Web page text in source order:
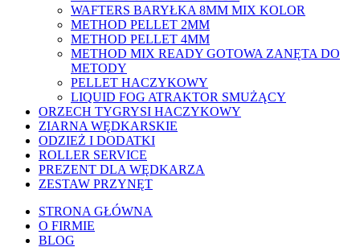
WAFTERS BARYŁKA 8MM MIX KOLOR
METHOD PELLET 2MM
METHOD PELLET 4MM
METHOD MIX READY GOTOWA ZANĘTA DO
METODY
PELLET HACZYKOWY
LIQUID FOG ATRAKTOR SMUŻĄCY
ORZECH TYGRYSI HACZYKOWY
ZIARNA WĘDKARSKIE
ODZIEŻ I DODATKI
ROLLER SERVICE
PREZENT DLA WĘDKARZA
ZESTAW PRZYNĘT
STRONA GŁÓWNA
O FIRMIE
BLOG